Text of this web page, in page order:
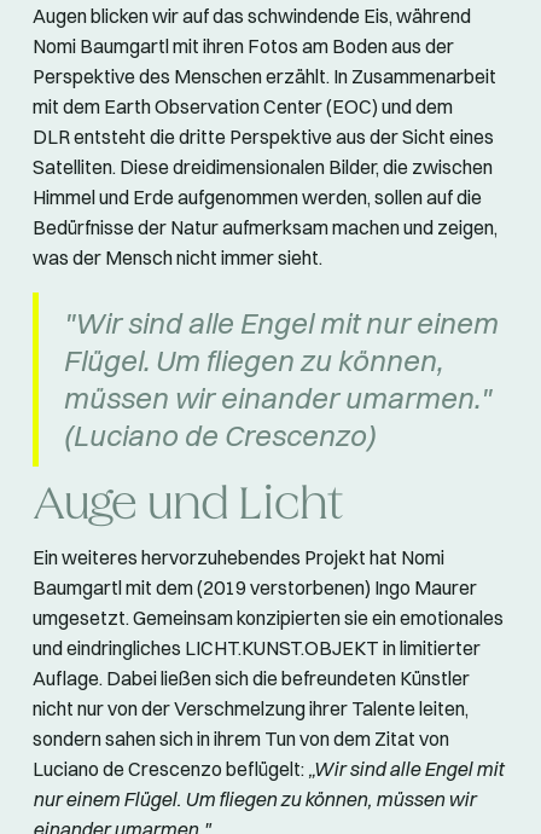
Augen blicken wir auf das schwindende Eis, während
Nomi Baumgartl mit ihren Fotos am Boden aus der
Perspektive des Menschen erzählt. In Zusammenarbeit
mit dem Earth Observation Center (EOC) und dem
DLR entsteht die dritte Perspektive aus der Sicht eines
Satelliten. Diese dreidimensionalen Bilder, die zwischen
Himmel und Erde aufgenommen werden, sollen auf die
Bedürfnisse der Natur aufmerksam machen und zeigen,
was der Mensch nicht immer sieht.
"Wir sind alle Engel mit nur einem
Flügel. Um fliegen zu können,
müssen wir einander umarmen."
(Luciano de Crescenzo)
Auge und Licht
Ein weiteres hervorzuhebendes Projekt hat Nomi
Baumgartl mit dem (2019 verstorbenen) Ingo Maurer
umgesetzt. Gemeinsam konzipierten sie ein emotionales
und eindringliches LICHT.KUNST.OBJEKT in limitierter
Auflage. Dabei ließen sich die befreundeten Künstler
nicht nur von der Verschmelzung ihrer Talente leiten,
sondern sahen sich in ihrem Tun von dem Zitat von
Luciano de Crescenzo beflügelt: „Wir sind alle Engel mit
nur einem Flügel. Um fliegen zu können, müssen wir